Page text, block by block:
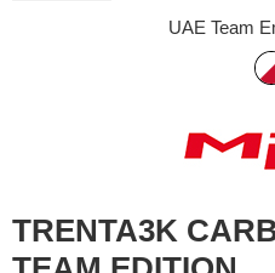
TRENTA3K
UAE Team